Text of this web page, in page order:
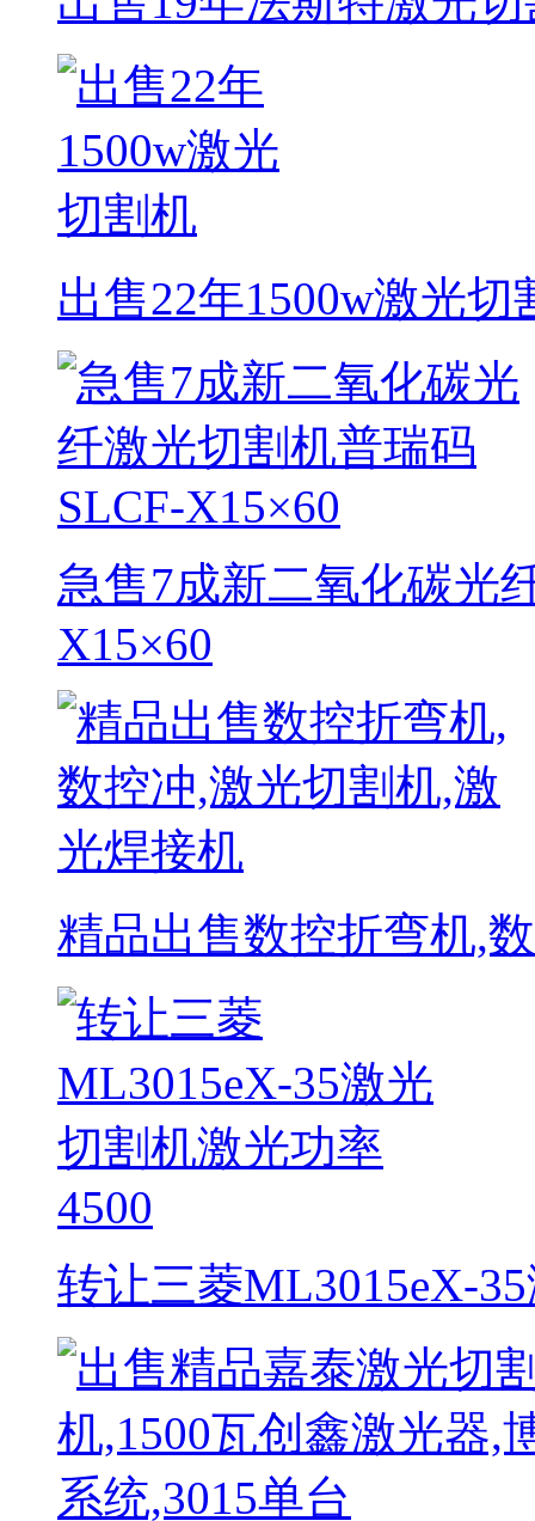
出售22年1500w激光切
急售7成新二氧化碳光
X15×60
精品出售数控折弯机,
转让三菱ML3015eX-